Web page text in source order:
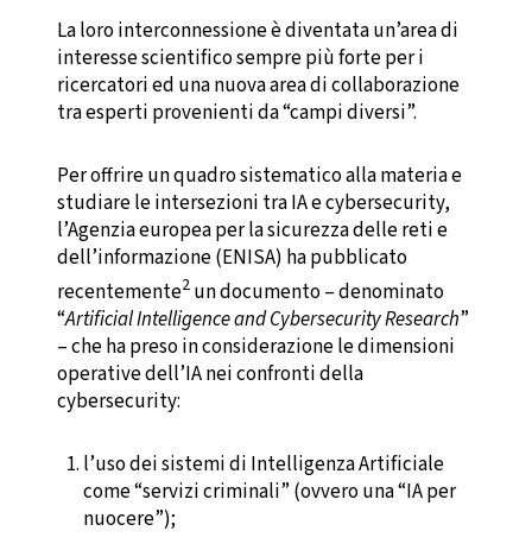
La loro interconnessione è diventata un’area di
interesse scientifico sempre più forte per i
ricercatori ed una nuova area di collaborazione
tra esperti provenienti da “campi diversi”.
Per offrire un quadro sistematico alla materia e
studiare le intersezioni tra IA e cybersecurity,
l’Agenzia europea per la sicurezza delle reti e
dell’informazione (ENISA) ha pubblicato
recentemente2 un documento – denominato
“Artificial Intelligence and Cybersecurity Research”
– che ha preso in considerazione le dimensioni
operative dell’IA nei confronti della
cybersecurity:
l’uso dei sistemi di Intelligenza Artificiale
come “servizi criminali” (ovvero una “IA per
nuocere”);